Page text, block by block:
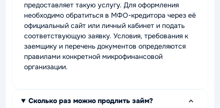
предоставляет такую услугу. Для оформления
необходимо обратиться в МФО-кредитора через её
официальный сайт или личный кабинет и подать
соответствующую заявку. Условия, требования к
заемщику и перечень документов определяются
правилами конкретной микрофинансовой
организации.
Сколько раз можно продлить займ?